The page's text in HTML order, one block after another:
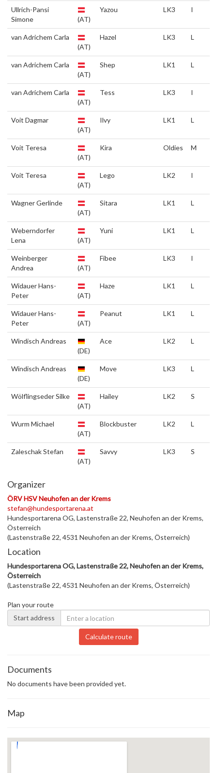
Ullrich-Pansi
Simone
(AT)
Yazou LK3 I
van Adrichem Carla
(AT)
Hazel LK3 L
van Adrichem Carla
(AT)
Shep LK1 L
van Adrichem Carla
(AT)
Tess LK3 I
Voit Dagmar
(AT)
Ilvy LK1 L
Voit Teresa
(AT)
Kira Oldies M
Voit Teresa
(AT)
Lego LK2 I
Wagner Gerlinde
(AT)
Sitara LK1 L
Weberndorfer
Lena
(AT)
Yuni LK1 L
Weinberger
Andrea
(AT)
Fibee LK3 I
Widauer Hans-
Peter
(AT)
Haze LK1 L
Widauer Hans-
Peter
(AT)
Peanut LK1 L
Windisch Andreas
(DE)
Ace LK2 L
Windisch Andreas
(DE)
Move LK3 L
Wölflingseder Silke
(AT)
Hailey LK2 S
Wurm Michael
(AT)
Blockbuster LK2 L
Zaleschak Stefan
(AT)
Savvy LK3 S
Organizer
ÖRV HSV Neuhofen an der Krems
stefan@hundesportarena.at
Hundesportarena OG, Lastenstraße 22, Neuhofen an der Krems,
Österreich
(Lastenstraße 22, 4531 Neuhofen an der Krems, Österreich)
Location
Hundesportarena OG, Lastenstraße 22, Neuhofen an der Krems,
Österreich
(Lastenstraße 22, 4531 Neuhofen an der Krems, Österreich)
Plan your route
Start address
Calculate route
Documents
No documents have been provided yet.
Map